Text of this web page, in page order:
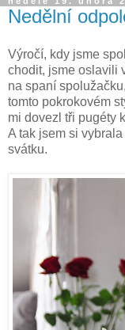
Nedělní
Výročí, kdy jsme
chodit, jsme oslavili
na spaní
tomto pokrokovém
mi dovezl tři pugéty
A tak jsem si
svátku.